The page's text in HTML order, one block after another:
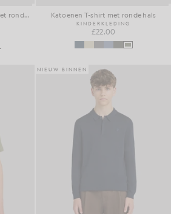
Alledaags katoenen T-shirt met ronde hals Katoenen T-shirt met ronde hals
KINDERKLEDING
£22.00
NIEUW BINNEN